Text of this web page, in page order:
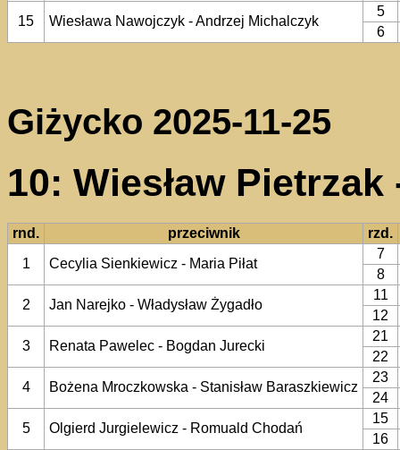
15
Wiesława Nawojczyk - Andrzej Michalczyk
5
6
Giżycko 2025-11-25
10: Wiesław
rnd. przeciwnik
rzd.
1
Cecylia Sienkiewicz - Maria Piłat
7
8
2
Jan Narejko - Władysław Żygadło
11
12
3
Renata Pawelec - Bogdan Jurecki
21
22
4
Bożena Mroczkowska - Stanisław Baraszkiewicz
23
24
5
Olgierd Jurgielewicz - Romuald Chodań
15
16